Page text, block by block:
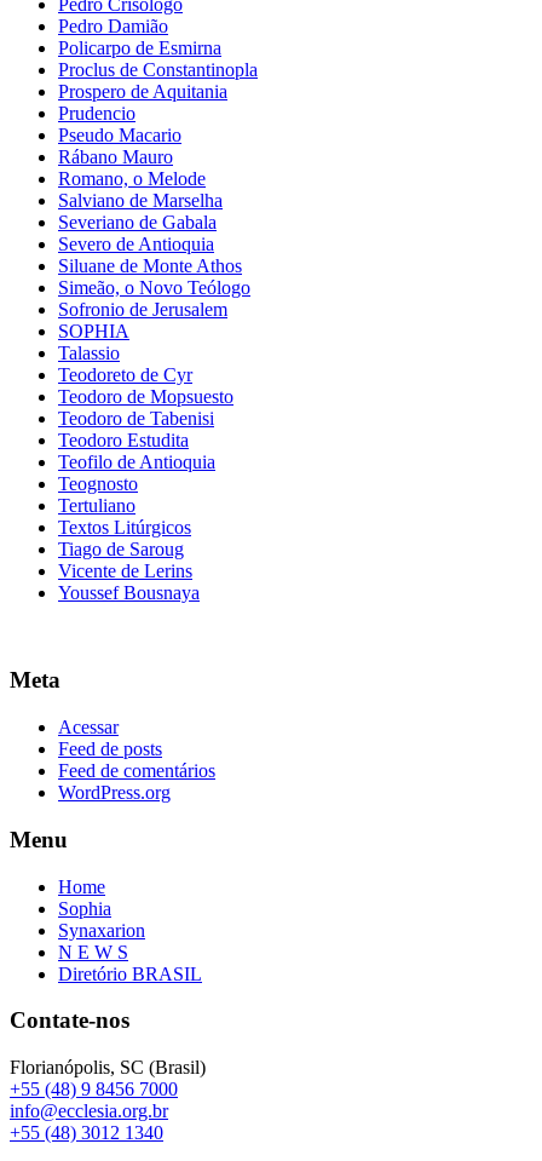
Pedro Damião
Policarpo de Esmirna
Proclus de Constantinopla
Prospero de Aquitania
Prudencio
Pseudo Macario
Rábano Mauro
Romano, o Melode
Salviano de Marselha
Severiano de Gabala
Severo de Antioquia
Siluane de Monte Athos
Simeão, o Novo Teólogo
Sofronio de Jerusalem
SOPHIA
Talassio
Teodoreto de Cyr
Teodoro de Mopsuesto
Teodoro de Tabenisi
Teodoro Estudita
Teofilo de Antioquia
Teognosto
Tertuliano
Textos Litúrgicos
Tiago de Saroug
Vicente de Lerins
Youssef Bousnaya
Meta
Acessar
Feed de posts
Feed de comentários
WordPress.org
Menu
Home
Sophia
Synaxarion
N E W S
Diretório BRASIL
Contate-nos
Florianópolis, SC (Brasil)
+55 (48) 9 8456 7000
info@ecclesia.org.br
+55 (48) 3012 1340